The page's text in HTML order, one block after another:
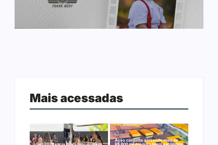
Mais acessadas
Joer 2026 inicia fases regionais em
Ação conjunta apreende mais de
R$ 800 mil em ouro ilegal escondido